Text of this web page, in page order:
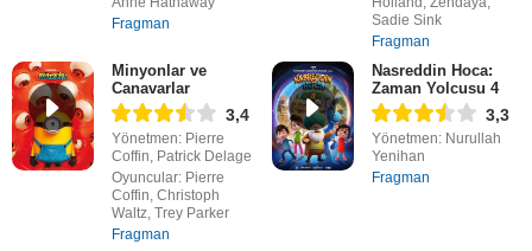
Fragman
Sadie Sink
Fragman
Minyonlar ve
Canavarlar
3,4
Yönetmen: Pierre
Coffin, Patrick Delage
Oyuncular: Pierre
Coffin, Christoph
Waltz, Trey Parker
Fragman
Nasreddin Hoca:
Zaman Yolcusu 4
3,3
Yönetmen: Nurullah
Yenihan
Fragman